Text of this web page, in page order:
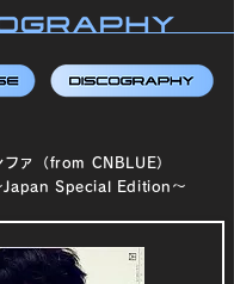
ファ（from CNBLUE）
Japan Special Edition～